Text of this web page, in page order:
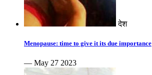
देश
Menopause: time to give it its due importance
— May 27 2023